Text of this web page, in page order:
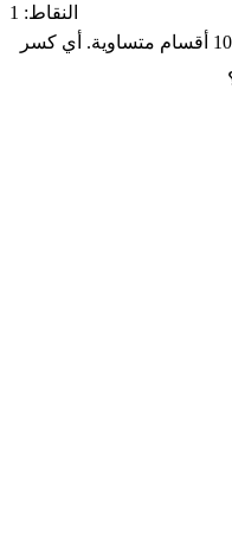
النقاط: 1
رسم عبد خماسيًا. قسم الخماسي إلى 10 أقسام متساوية. أي كسر